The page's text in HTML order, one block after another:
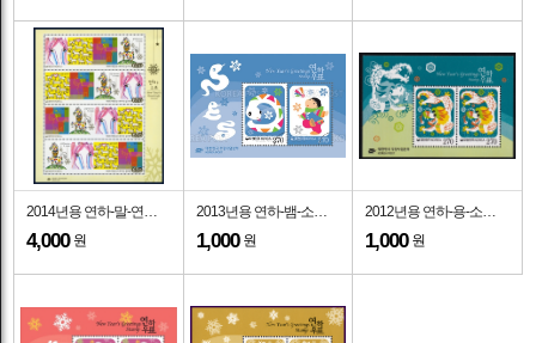
2014년용 연하-말-연쇄 4완-소형시트-2013.12.2일
4,000 원
2013년용 연하-뱀-소형시트-2012.12.3일
1,000 원
2012년용 연하-용-소형시트-2011.12.1일
1,000 원